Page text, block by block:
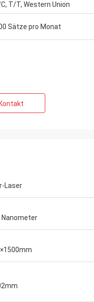
C, T/T, Western Union
Sätze pro Monat
Kontakt
Laser
Nanometer